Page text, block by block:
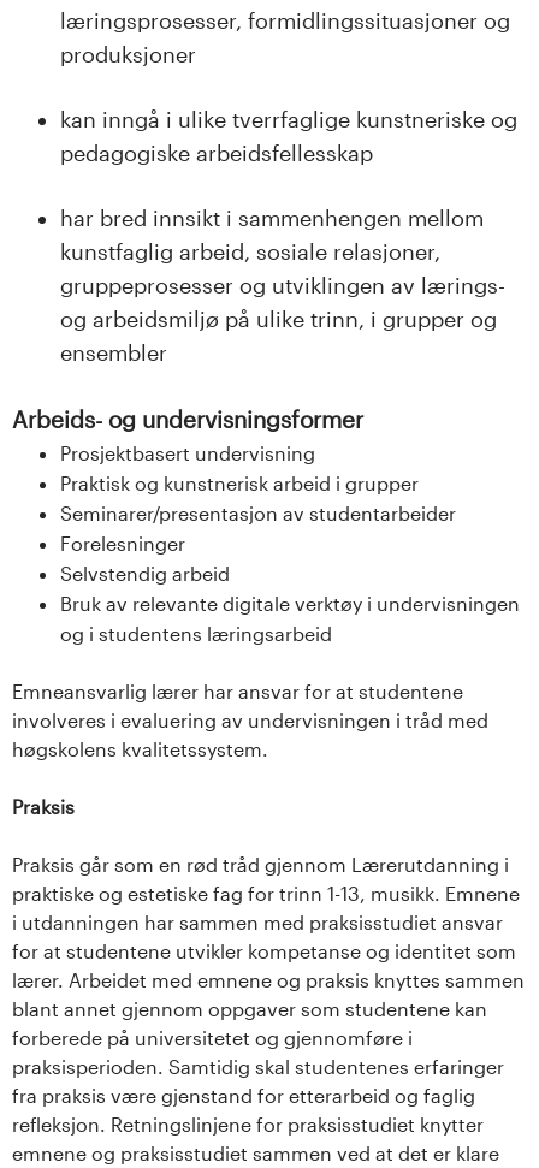
læringsprosesser, formidlingssituasjoner og
produksjoner
kan inngå i ulike tverrfaglige kunstneriske og
pedagogiske arbeidsfellesskap
har bred innsikt i sammenhengen mellom
kunstfaglig arbeid, sosiale relasjoner,
gruppeprosesser og utviklingen av lærings-
og arbeidsmiljø på ulike trinn, i grupper og
ensembler
Arbeids- og undervisningsformer
Prosjektbasert undervisning
Praktisk og kunstnerisk arbeid i grupper
Seminarer/presentasjon av studentarbeider
Forelesninger
Selvstendig arbeid
Bruk av relevante digitale verktøy i undervisningen
og i studentens læringsarbeid
Emneansvarlig lærer har ansvar for at studentene
involveres i evaluering av undervisningen i tråd med
høgskolens kvalitetssystem.
Praksis
Praksis går som en rød tråd gjennom Lærerutdanning i
praktiske og estetiske fag for trinn 1-13, musikk. Emnene
i utdanningen har sammen med praksisstudiet ansvar
for at studentene utvikler kompetanse og identitet som
lærer. Arbeidet med emnene og praksis knyttes sammen
blant annet gjennom oppgaver som studentene kan
forberede på universitetet og gjennomføre i
praksisperioden. Samtidig skal studentenes erfaringer
fra praksis være gjenstand for etterarbeid og faglig
refleksjon. Retningslinjene for praksisstudiet knytter
emnene og praksisstudiet sammen ved at det er klare